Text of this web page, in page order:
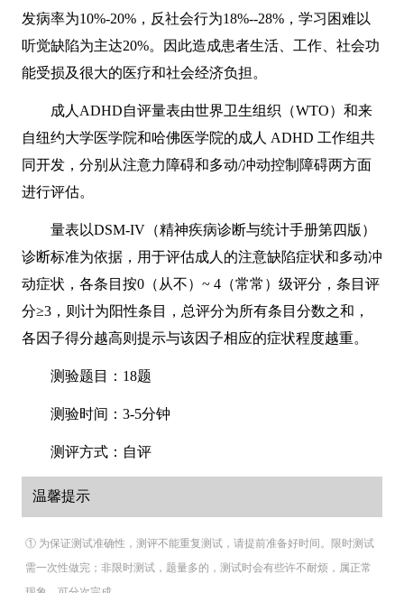
发病率为10%-20%，反社会行为18%--28%，学习困难以
听觉缺陷为主达20%。因此造成患者生活、工作、社会功
能受损及很大的医疗和社会经济负担。
成人ADHD自评量表由世界卫生组织（WTO）和来
自纽约大学医学院和哈佛医学院的成人 ADHD 工作组共
同开发，分别从注意力障碍和多动/冲动控制障碍两方面
进行评估。
量表以DSM-IV（精神疾病诊断与统计手册第四版）
诊断标准为依据，用于评估成人的注意缺陷症状和多动冲
动症状，各条目按0（从不）~ 4（常常）级评分，条目评
分≥3，则计为阳性条目，总评分为所有条目分数之和，
各因子得分越高则提示与该因子相应的症状程度越重。
测验题目：18题
测验时间：3-5分钟
测评方式：自评
温馨提示
① 为保证测试准确性，测评不能重复测试，请提前准备好时间。限时测试
需一次性做完；非限时测试，题量多的，测试时会有些许不耐烦，属正常